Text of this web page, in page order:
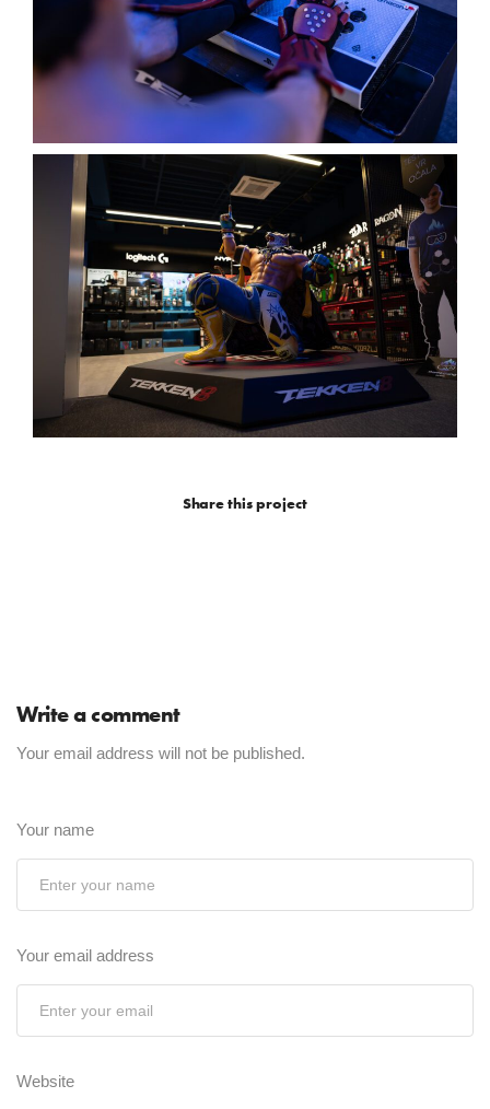
Share this project
Write a comment
Your email address will not be published.
Your name
Your email address
Website